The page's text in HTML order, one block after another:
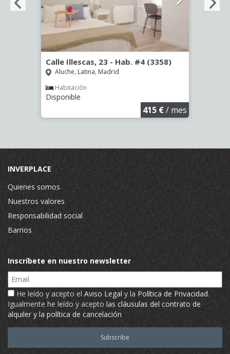
Calle Illescas, 23 - Hab. #4 (3358)
Aluche, Latina, Madrid
Habitación
Disponible
415 €/ mes
INVERPLACE
Quienes somos
Nuestros valores
Responsabilidad social
Barrios
Inscríbete en nuestro newsletter
Email
He leído y acepto el Aviso Legal y la Política de Privacidad.
Igualmente he leído y acepto las cláusulas del contrato de
alquiler y la política de cancelación